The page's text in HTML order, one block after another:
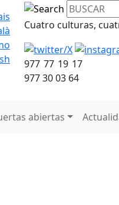
Cuatro culturas,
977 77 19 17
977 30 03 64
abiertas